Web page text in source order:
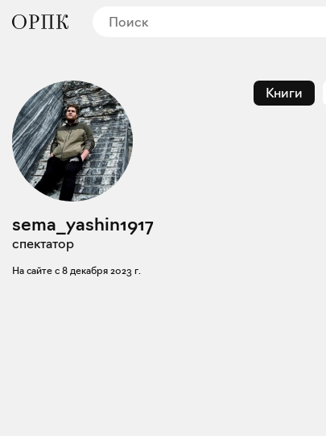
sema_yashin1917
спектатор
На сайте с 8 декабря 2023 г.
Книги